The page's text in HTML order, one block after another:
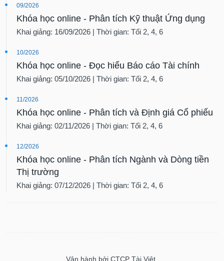
09/2026
Khóa học online - Phân tích Kỹ thuật Ứng dụng
Khai giảng: 16/09/2026 | Thời gian: Tối 2, 4, 6
10/2026
Khóa học online - Đọc hiểu Báo cáo Tài chính
Khai giảng: 05/10/2026 | Thời gian: Tối 2, 4, 6
11/2026
Khóa học online - Phân tích và Định giá Cổ phiếu
Khai giảng: 02/11/2026 | Thời gian: Tối 2, 4, 6
12/2026
Khóa học online - Phân tích Ngành và Dòng tiền
Thị trường
Khai giảng: 07/12/2026 | Thời gian: Tối 2, 4, 6
Vận hành bởi CTCP Tài Việt.